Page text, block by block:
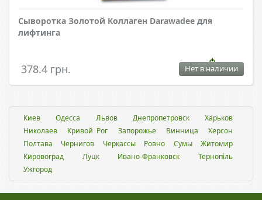
Сыворотка Золотой Коллаген Darawadee для
лифтинга
378.4 грн. Нет в наличии
Киев Одесса Львов Днепропетровск
Харьков
Николаев
Кривой Рог Запорожье Винница
Херсон
Полтава
Чернигов Черкассы Ровно Сумы
Житомир
Кировоград
Луцк Ивано-Франковск
Тернопіль
Ужгород